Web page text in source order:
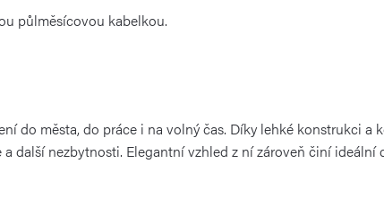
půlměsícovou kabelkou.
do města, do práce i na volný čas. Díky lehké konstrukci
další nezbytnosti. Elegantní vzhled z ní zároveň činí ideální